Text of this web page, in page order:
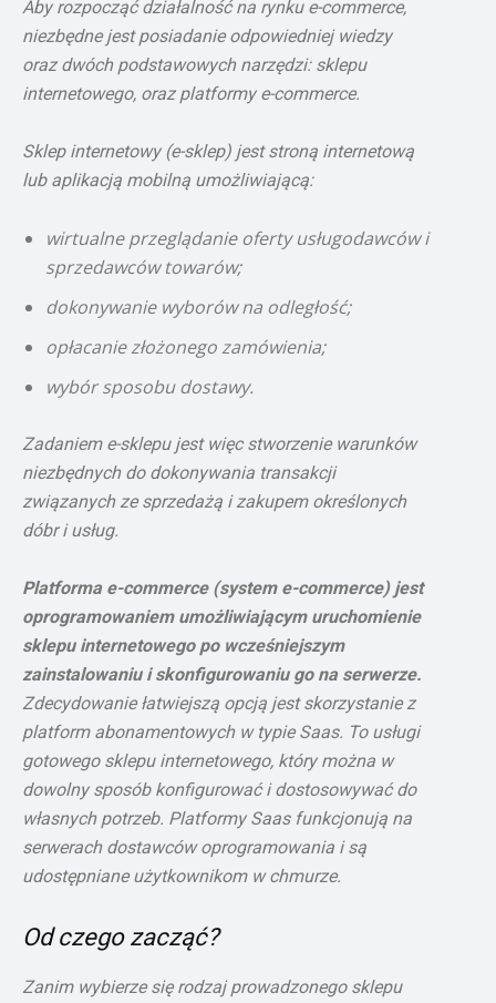
Aby rozpocząć działalność na rynku e-commerce,
niezbędne jest posiadanie odpowiedniej wiedzy
oraz dwóch podstawowych narzędzi: sklepu
internetowego, oraz platformy e-commerce.
Sklep internetowy (e-sklep) jest stroną internetową
lub aplikacją mobilną umożliwiającą:
wirtualne przeglądanie oferty usługodawców i
sprzedawców towarów;
dokonywanie wyborów na odległość;
opłacanie złożonego zamówienia;
wybór sposobu dostawy.
Zadaniem e-sklepu jest więc stworzenie warunków
niezbędnych do dokonywania transakcji
związanych ze sprzedażą i zakupem określonych
dóbr i usług.
Platforma e-commerce (system e-commerce) jest
oprogramowaniem umożliwiającym uruchomienie
sklepu internetowego po wcześniejszym
zainstalowaniu i skonfigurowaniu go na serwerze.
Zdecydowanie łatwiejszą opcją jest skorzystanie z
platform abonamentowych w typie Saas. To usługi
gotowego sklepu internetowego, który można w
dowolny sposób konfigurować i dostosowywać do
własnych potrzeb. Platformy Saas funkcjonują na
serwerach dostawców oprogramowania i są
udostępniane użytkownikom w chmurze.
Od czego zacząć?
Zanim wybierze się rodzaj prowadzonego sklepu